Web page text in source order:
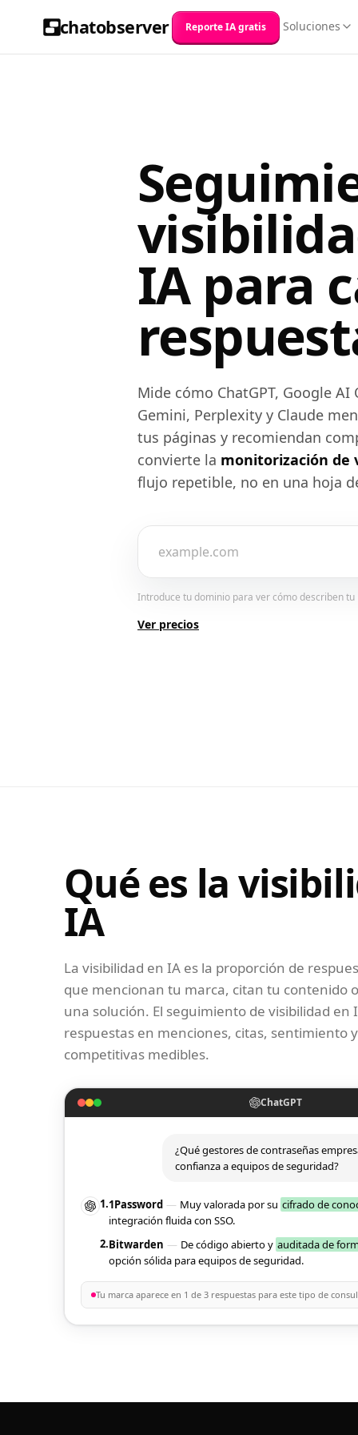
chatobserver Reporte IA gratis Soluciones
IA para
Mide cómo ChatGPT, Google AI
Gemini, Perplexity y Claude
tus páginas y recomiendan
convierte la monitorización de
flujo repetible, no en una hoja
Introduce tu dominio para ver cómo describen
Ver precios
Qué es la
IA
La visibilidad en IA es la proporción de
que mencionan tu marca, citan tu contenido
una solución. El seguimiento de visibilidad en
respuestas en menciones, citas, sentimiento
competitivas medibles.
ChatGPT
¿Qué gestores de contraseñas
confianza a equipos de seguridad?
1.1Password — Muy valorada por su cifrado de
integración fluida con SSO.
2.Bitwarden — De código abierto y auditada de
opción sólida para equipos de seguridad.
Tu marca aparece en 1 de 3 respuestas para este tipo de